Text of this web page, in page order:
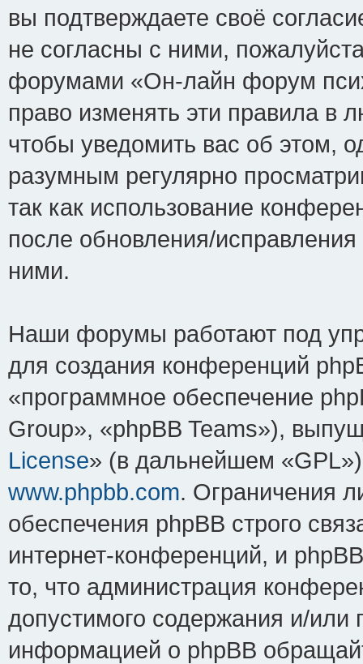
вы подтверждаете своё
не согласны с ними,
форумами «Он-лайн форум
право изменять эти правила в
чтобы уведомить вас об этом,
разумным регулярно
так как использование
после обновления/
ними.
Наши форумы работают под
для создания конференций
«программное обеспечение
Group», «phpBB Teams»),
License» (в дальнейшем
www.phpbb.com. Ограничения
обеспечения phpBB строго
интернет-конференций, и
то, что администрация
допустимого содержания и/или
информацией о phpBB